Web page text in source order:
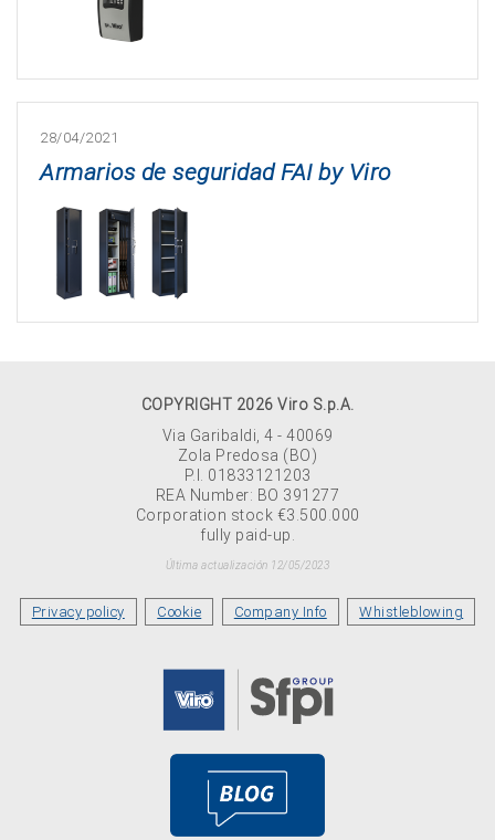
28/04/2021
Armarios de seguridad FAI by Viro
COPYRIGHT 2026 Viro S.p.A.
Via Garibaldi, 4 - 40069
Zola Predosa (BO)
P.I. 01833121203
REA Number: BO 391277
Corporation stock €3.500.000
fully paid-up.
Última actualización 12/05/2023
Privacy policy Cookie Company Info Whistleblowing